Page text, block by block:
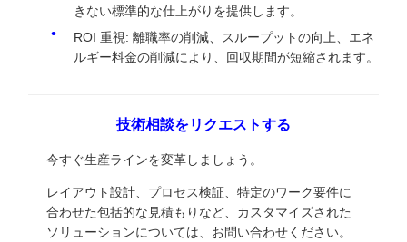
きない標準的な仕上がりを提供します。
ROI 重視: 離職率の削減、スループットの向上、エネ
ルギー料金の削減により、回収期間が短縮されます。
技術相談をリクエストする
今すぐ生産ラインを変革しましょう。
レイアウト設計、プロセス検証、特定のワーク要件に
合わせた包括的な見積もりなど、カスタマイズされた
ソリューションについては、お問い合わせください。